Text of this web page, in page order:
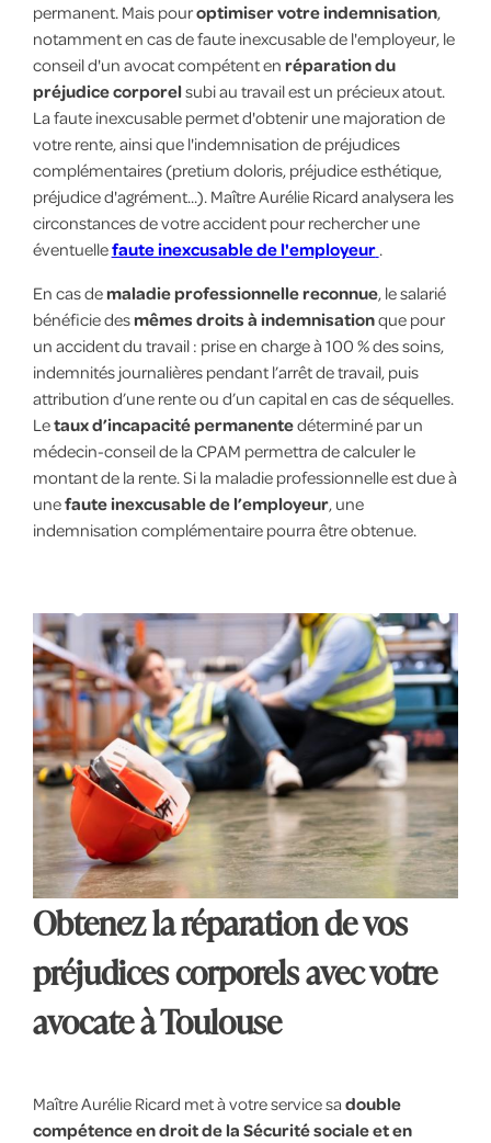
permanent. Mais pouroptimiser votre indemnisation,
notamment en cas de faute inexcusable de l'employeur, le
conseil d'un avocat compétent en réparation du
préjudice corporelsubi au travail est un précieux atout.
La faute inexcusable permet d'obtenir une majoration de
votre rente, ainsi que l'indemnisation de préjudices
complémentaires (pretium doloris, préjudice esthétique,
préjudice d'agrément...). Maître Aurélie Ricard analysera les
circonstances de votre accident pour rechercher une
éventuellefaute inexcusable de l'employeur .
En cas demaladie professionnelle reconnue, le salarié
bénéficie desmêmes droits à indemnisationque pour
un accident du travail : prise en charge à 100 % des soins,
indemnités journalières pendant l’arrêt de travail, puis
attribution d’une rente ou d’un capital en cas de séquelles.
Letaux d’incapacité permanentedéterminé par un
médecin-conseil de la CPAM permettra de calculer le
montant de la rente. Si la maladie professionnelle est due à
unefaute inexcusable de l’employeur, une
indemnisation complémentaire pourra être obtenue.
Obtenez la réparation de vos
préjudices corporels avec votre
avocate à Toulouse
Maître Aurélie Ricard met à votre service sa double
compétence endroit de la Sécurité socialeet en